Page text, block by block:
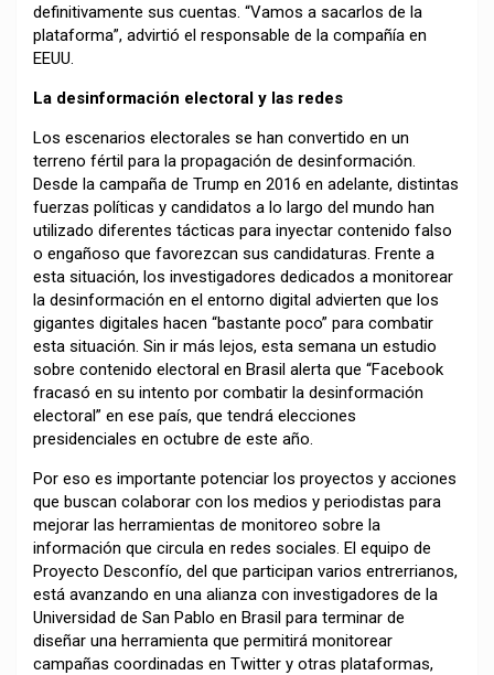
definitivamente sus cuentas. “Vamos a sacarlos de la
plataforma”, advirtió el responsable de la compañía en
EEUU.
La desinformación electoral y las redes
Los escenarios electorales se han convertido en un
terreno fértil para la propagación de desinformación.
Desde la campaña de Trump en 2016 en adelante, distintas
fuerzas políticas y candidatos a lo largo del mundo han
utilizado diferentes tácticas para inyectar contenido falso
o engañoso que favorezcan sus candidaturas. Frente a
esta situación, los investigadores dedicados a monitorear
la desinformación en el entorno digital advierten que los
gigantes digitales hacen “bastante poco” para combatir
esta situación. Sin ir más lejos, esta semana un estudio
sobre contenido electoral en Brasil alerta que “Facebook
fracasó en su intento por combatir la desinformación
electoral” en ese país, que tendrá elecciones
presidenciales en octubre de este año.
Por eso es importante potenciar los proyectos y acciones
que buscan colaborar con los medios y periodistas para
mejorar las herramientas de monitoreo sobre la
información que circula en redes sociales. El equipo de
Proyecto Desconfío, del que participan varios entrerrianos,
está avanzando en una alianza con investigadores de la
Universidad de San Pablo en Brasil para terminar de
diseñar una herramienta que permitirá monitorear
campañas coordinadas en Twitter y otras plataformas,